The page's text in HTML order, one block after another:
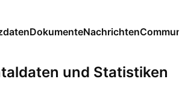
DokumenteNachrichten
und Statistiken